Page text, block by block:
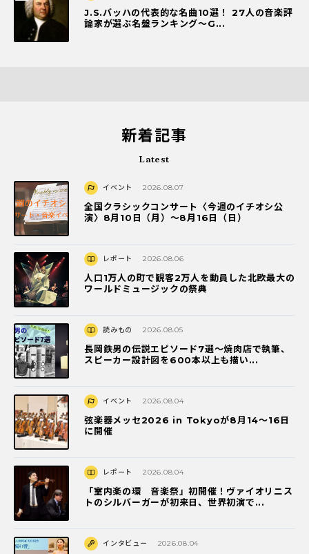
J.S.バッハの代表的な名曲10選！ 27人の音楽評
論家が選ぶ名盤ランキング〜G...
新着記事
Latest
イベント 2026.08.07
全国クラシックコンサート〈今週のイチオシ公
演〉8月10日（月）～8月16日（日）
レポート 2026.08.06
人口1万人の町で観客2万人を動員した北欧最大の
ワールドミュージックの祭典
読みもの 2026.08.05
長岡鉄男の伝説エピソード7選〜焼肉店で執筆、
スピーカー設計図を600本以上も描い...
イベント 2026.08.04
弦楽器メッセ2026 in Tokyoが8月14～16日
に開催
レポート 2026.08.04
「室内楽の環 音楽祭」初開催！ヴァイオリニス
トのシルバーガーが初来日、世界初演で...
インタビュー 2026.08.04